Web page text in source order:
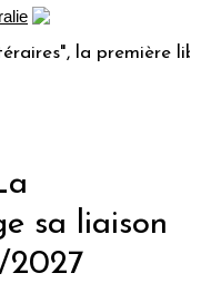
la première librairie
sa liaison
2027